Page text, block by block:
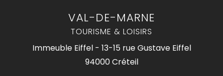
VAL-DE-MARNE
TOURISME & LOISIRS
Immeuble Eiffel - 13-15 rue Gustave Eiffel
94000 Créteil